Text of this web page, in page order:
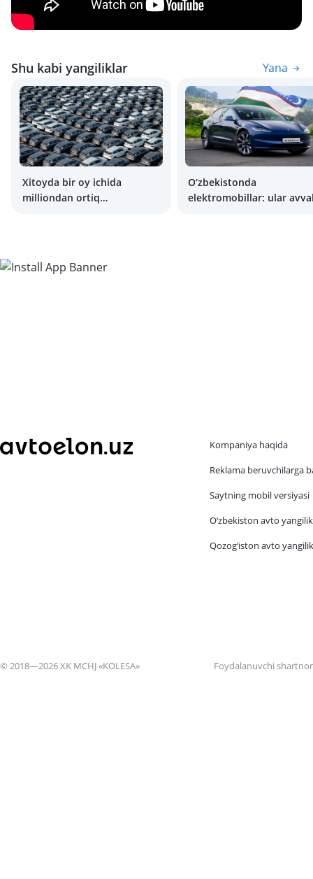
Shu kabi yangiliklar Yana
Xitoyda bir oy ichida
milliondan ortiq
O‘zbekistonda
elektromobillar: ular
Kompaniya haqida
Reklama beruvchilarga
Saytning mobil versiyasi
O‘zbekiston avto
Qozog‘iston avto
© 2018—2026 XK MCHJ «KOLESA» Foydalanuvchi